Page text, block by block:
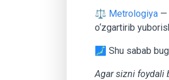
⚖️ Metrologiya —
o‘zgartirib
🗾 Shu sabab
Agar sizni foydali